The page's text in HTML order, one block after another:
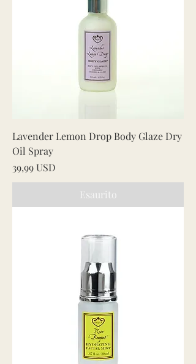
Lavender Lemon Drop Body Glaze Dry
Oil Spray
Prezzo
39,99 USD
Esaurito